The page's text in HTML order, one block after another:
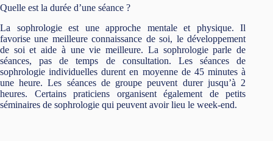
Quelle est la durée d’une séance ?
La sophrologie est une approche mentale et physique. Il
favorise une meilleure connaissance de soi, le développement
de soi et aide à une vie meilleure. La sophrologie parle de
séances, pas de temps de consultation. Les séances de
sophrologie individuelles durent en moyenne de 45 minutes à
une heure. Les séances de groupe peuvent durer jusqu’à 2
heures. Certains praticiens organisent également de petits
séminaires de sophrologie qui peuvent avoir lieu le week-end.